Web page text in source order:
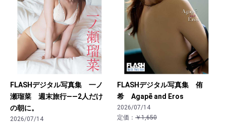
FLASHデジタル写真集 一ノ
瀬瑠菜 週末旅行――2人だけ
の朝に。
2026/07/14
FLASHデジタル写真集 侑
希 Agapē and Eros
2026/07/14
定価： ￥1,650